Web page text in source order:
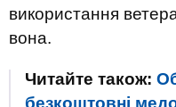
використання
вона.
Читайте також:
безкоштовні